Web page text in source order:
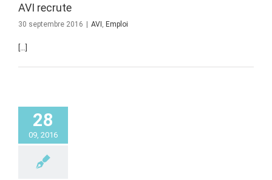
AVI recrute
30 septembre 2016 | AVI Emploi
[…]
28
09, 2016